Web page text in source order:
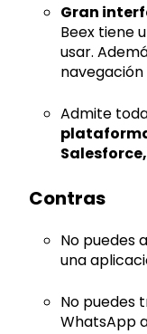
Gran
Beex tiene
usar.
Admite
Contras
No puedes
una
No puedes
WhatsApp